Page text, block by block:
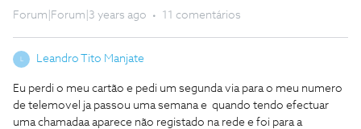
Forum|Forum|3 years ago 11 comentários
Leandro Tito Manjate
Eu perdi o meu cartão e pedi um segunda via para o meu numero
de telemovel ja passou uma semana e quando tendo efectuar
uma chamadaa aparece não registado na rede e foi para a